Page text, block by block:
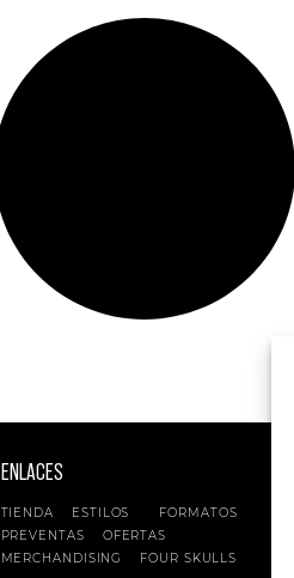
ENLACES
TIENDA ESTILOS
FORMATOS
PREVENTAS
OFERTAS
MERCHANDISING
FOUR SKULLS